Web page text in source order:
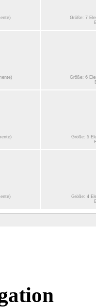
Größe: 7
Größe: 6
Größe: 5
Größe: 4